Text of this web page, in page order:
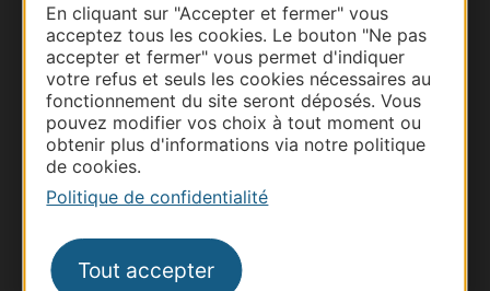
En cliquant sur "Accepter et fermer" vous
acceptez tous les cookies. Le bouton "Ne pas
accepter et fermer" vous permet d'indiquer
votre refus et seuls les cookies nécessaires au
fonctionnement du site seront déposés. Vous
pouvez modifier vos choix à tout moment ou
obtenir plus d'informations via notre politique
de cookies.
Politique de confidentialité
Tout accepter
Business/Mice
Pros d'Occitanie